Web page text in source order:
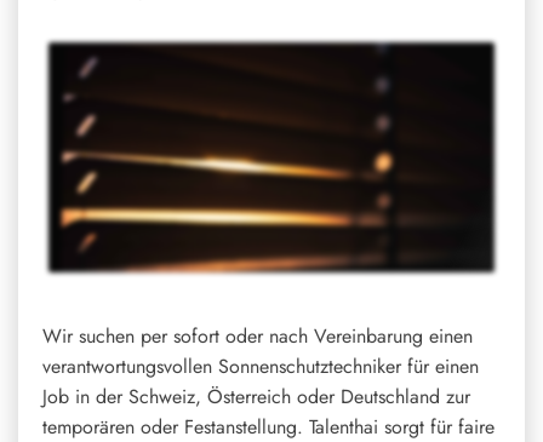
Wir suchen per sofort oder nach Vereinbarung einen
verantwortungsvollen Sonnenschutztechniker für einen
Job in der Schweiz, Österreich oder Deutschland zur
temporären oder Festanstellung. Talenthai sorgt für faire